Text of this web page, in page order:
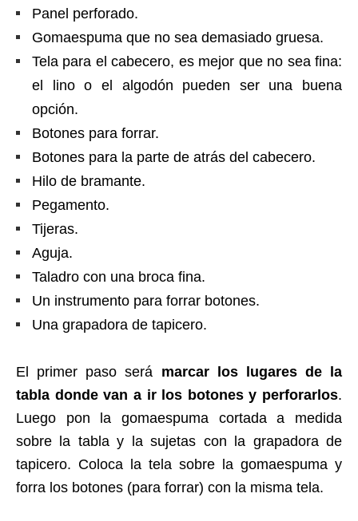
Panel perforado.
Gomaespuma que no sea demasiado gruesa.
Tela para el cabecero, es mejor que no sea fina:
el lino o el algodón pueden ser una buena
opción.
Botones para forrar.
Botones para la parte de atrás del cabecero.
Hilo de bramante.
Pegamento.
Tijeras.
Aguja.
Taladro con una broca fina.
Un instrumento para forrar botones.
Una grapadora de tapicero.
El primer paso será marcar los lugares de la
tabla donde van a ir los botones y perforarlos.
Luego pon la gomaespuma cortada a medida
sobre la tabla y la sujetas con la grapadora de
tapicero. Coloca la tela sobre la gomaespuma y
forra los botones (para forrar) con la misma tela.